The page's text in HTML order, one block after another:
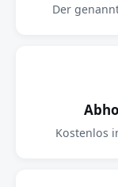
Der
Kostenlos